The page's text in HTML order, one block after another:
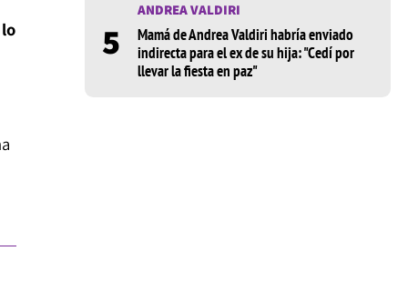
5
ANDREA VALDIRI
Mamá de Andrea Valdiri habría enviado
indirecta para el ex de su hija: "Cedí por
llevar la fiesta en paz"